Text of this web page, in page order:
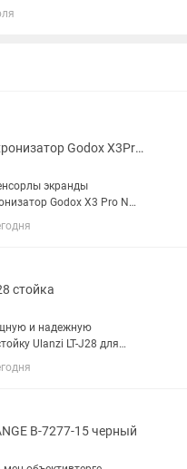
Радиосинхронизатор Godox X3Pro N TTL для Nikon
экранды
Godox X3 Pro N
үшін) сатылады.
жап-жаңадай, өте
қашалған жері жоқ,
стойка
и надежную
Ulanzi LT-J28 для
(софтбоксов, вспышек,
нового,
очень...
B-7277-15 черный